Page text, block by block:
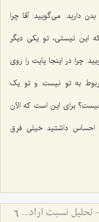
دارید. مى‌گویید: آقا چرا
این نیستى، تو یکى دیگر
چرا در اینجا پایت را روى
به تو نیست و تو یک
برای این است که الآن
احساس داشتید خیلى فرق
تبیین کیفیت قضا و قدر الهی - تحلیل نسبت اراده پروردگار با تعینات و تشخصات عالم 6